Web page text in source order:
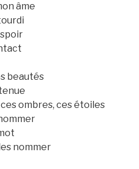
âme
beautés
ces ombres, ces étoiles
nommer